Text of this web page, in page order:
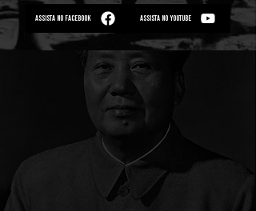
ASSISTA NO FACEBOOK ASSISTA NO YOUTUBE